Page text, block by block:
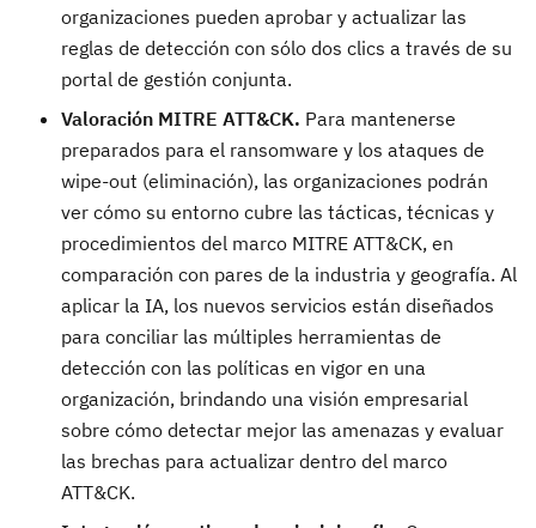
organizaciones pueden aprobar y actualizar las
reglas de detección con sólo dos clics a través de su
portal de gestión conjunta.
Valoración MITRE ATT&CK. Para mantenerse
preparados para el ransomware y los ataques de
wipe-out (eliminación), las organizaciones podrán
ver cómo su entorno cubre las tácticas, técnicas y
procedimientos del marco MITRE ATT&CK, en
comparación con pares de la industria y geografía. Al
aplicar la IA, los nuevos servicios están diseñados
para conciliar las múltiples herramientas de
detección con las políticas en vigor en una
organización, brindando una visión empresarial
sobre cómo detectar mejor las amenazas y evaluar
las brechas para actualizar dentro del marco
ATT&CK.